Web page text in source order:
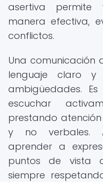
asertiva permite
manera efectiva,
conflictos.
Una comunicación
lenguaje claro
ambigüedades.
escuchar
prestando
y no verbales.
aprender a
puntos de vista
siempre